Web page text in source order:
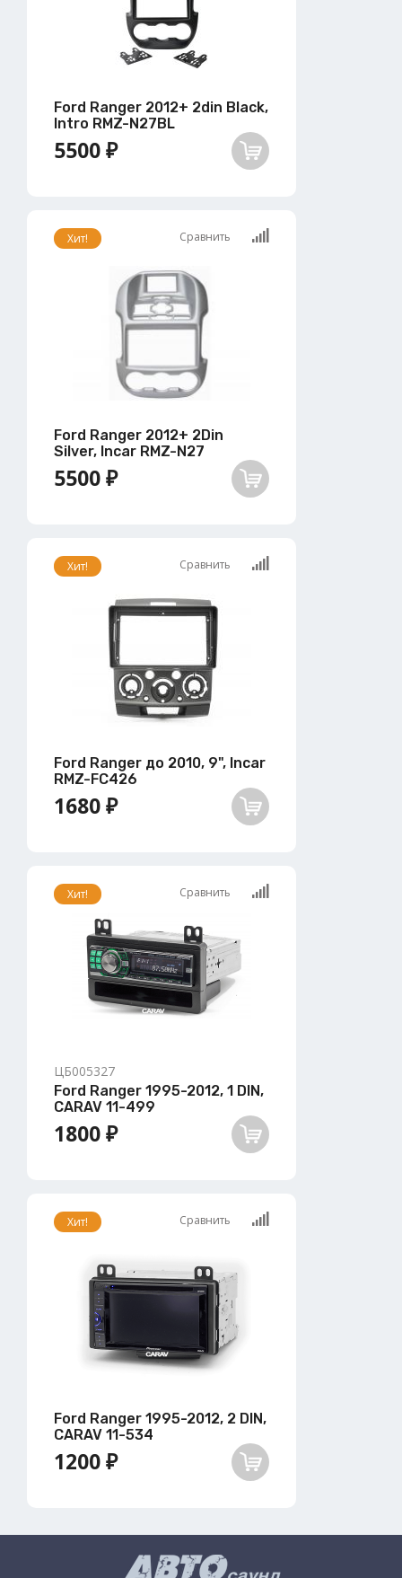
Ford Ranger 2012+ 2din Black,
Intro RMZ-N27BL
5500 ₽
Хит! Сравнить
Ford Ranger 2012+ 2Din
Silver, Incar RMZ-N27
5500 ₽
Хит! Сравнить
Ford Ranger до 2010, 9", Incar
RMZ-FC426
1680 ₽
Хит! Сравнить
ЦБ005327
Ford Ranger 1995-2012, 1 DIN,
CARAV 11-499
1800 ₽
Хит! Сравнить
Ford Ranger 1995-2012, 2 DIN,
CARAV 11-534
1200 ₽